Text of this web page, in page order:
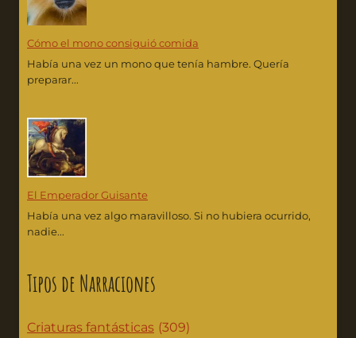
Cómo el mono consiguió comida
Había una vez un mono que tenía hambre. Quería
preparar...
El Emperador Guisante
Había una vez algo maravilloso. Si no hubiera ocurrido,
nadie...
Tipos de Narraciones
Criaturas fantásticas (309)